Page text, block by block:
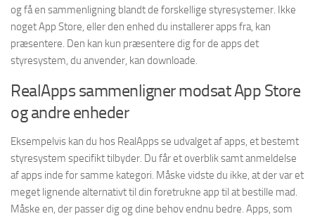
og få en sammenligning blandt de forskellige styresystemer. Ikke
noget App Store, eller den enhed du installerer apps fra, kan
præsentere. Den kan kun præsentere dig for de apps det
styresystem, du anvender, kan downloade.
RealApps sammenligner modsat App Store
og andre enheder
Eksempelvis kan du hos RealApps se udvalget af apps, et bestemt
styresystem specifikt tilbyder. Du får et overblik samt anmeldelse
af apps inde for samme kategori. Måske vidste du ikke, at der var et
meget lignende alternativt til din foretrukne app til at bestille mad.
Måske en, der passer dig og dine behov endnu bedre. Apps, som